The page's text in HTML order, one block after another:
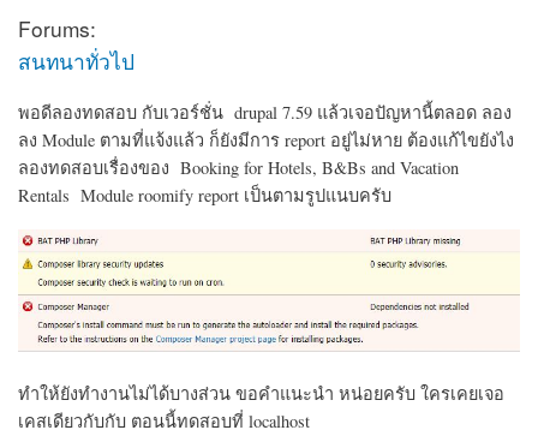
Forums:
สนทนาทั่วไป
พอดีลองทดสอบ กับเวอร์ชั่น drupal 7.59 แล้วเจอปัญหานี้ตลอด ลอง
ลง Module ตามที่แจ้งแล้ว ก็ยังมีการ report อยู่ไม่หาย ต้องแก้ไขยังไง
ลองทดสอบเรื่องของ Booking for Hotels, B&Bs and Vacation
Rentals Module roomify report เป็นตามรูปแนบครับ
ทำให้ยังทำงานไม่ได้บางส่วน ขอคำแนะนำ หน่อยครับ ใครเคยเจอ
เคสเดียวกับกับ ตอนนี้ทดสอบที่ localhost